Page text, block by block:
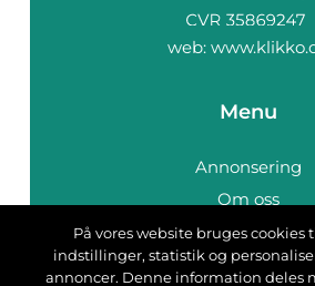
web:
Menu
Annonsering
Om oss
Cookies
Kontakta oss
På vores website bruges cookies
indstillinger, statistik og
annoncer. Denne information deles